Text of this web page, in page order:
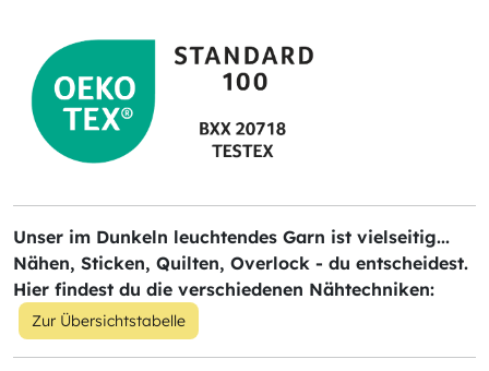
Unser im Dunkeln leuchtendes Garn ist vielseitig...
Nähen, Sticken, Quilten, Overlock - du entscheidest.
Hier findest du die verschiedenen Nähtechniken:
Zur Übersichtstabelle